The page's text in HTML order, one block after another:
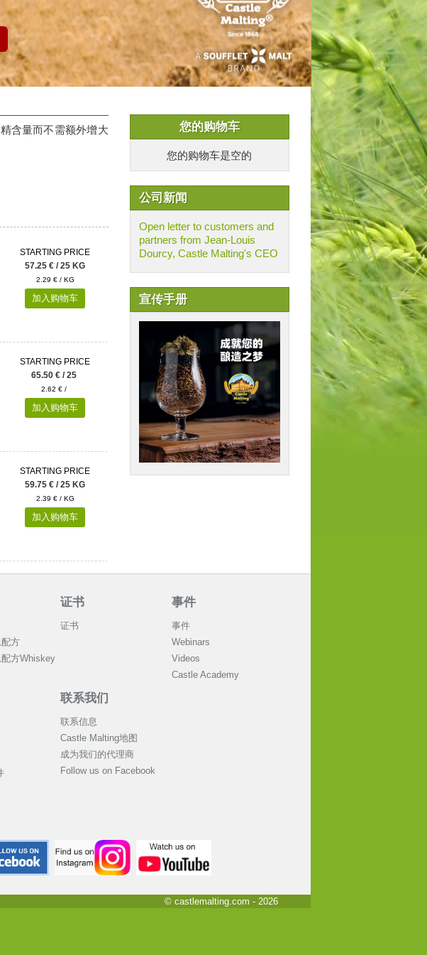
您的购物车
您的购物车是空的
公司新闻
Open letter to customers and
partners from Jean-Louis
Dourcy, Castle Malting's CEO
宣传手册
含量而不需额外增大
STARTING PRICE
57.25 € / 25 KG
2.29 € / KG
加入购物车
STARTING PRICE
65.50 € / 25
2.62 € /
加入购物车
STARTING PRICE
59.75 € / 25 KG
2.39 € / KG
加入购物车
方
方Whiskey
证书
证书
事件
事件
Webinars
Videos
Castle Academy
联系我们
联系信息
Castle Malting地图
成为我们的代理商
Follow us on Facebook
© castlemalting.com - 2026